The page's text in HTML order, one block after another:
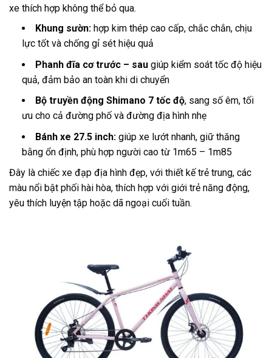
xe thích hợp không thể bỏ qua.
Khung sườn:hợp kim thép cao cấp, chắc chắn, chịu
lực tốt và chống gỉ sét hiệu quả
Phanh đĩa cơ trước – sau giúp kiểm soát tốc độ hiệu
quả, đảm bảo an toàn khi di chuyển
Bộ truyền động Shimano 7 tốc độ, sang số êm, tối
ưu cho cả đường phố và đường địa hình nhẹ
Bánh xe 27.5 inch: giúp xe lướt nhanh, giữ thăng
bằng ổn định, phù hợp người cao từ 1m65 – 1m85
Đây là chiếc xe đạp địa hình đẹp, với thiết kế trẻ trung, các
màu nổi bật phối hài hòa, thích hợp với giới trẻ năng động,
yêu thích luyện tập hoặc dã ngoại cuối tuần.